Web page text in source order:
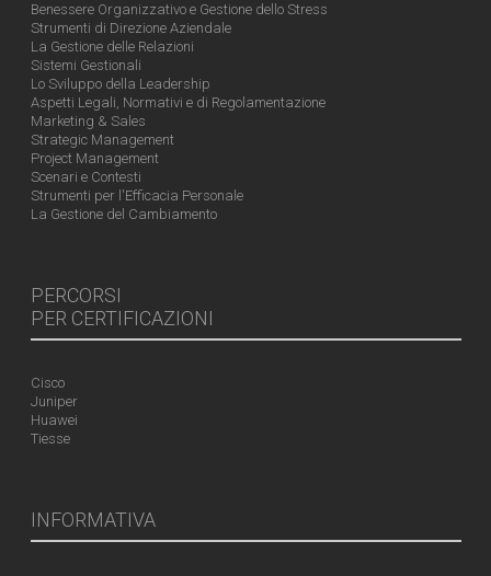
Benessere Organizzativo e Gestione dello Stress
Strumenti di Direzione Aziendale
La Gestione delle Relazioni
Sistemi Gestionali
Lo Sviluppo della Leadership
Aspetti Legali, Normativi e di Regolamentazione
Marketing & Sales
Strategic Management
Project Management
Scenari e Contesti
Strumenti per l'Efficacia Personale
La Gestione del Cambiamento
PERCORSI
PER CERTIFICAZIONI
Cisco
Juniper
Huawei
Tiesse
INFORMATIVA